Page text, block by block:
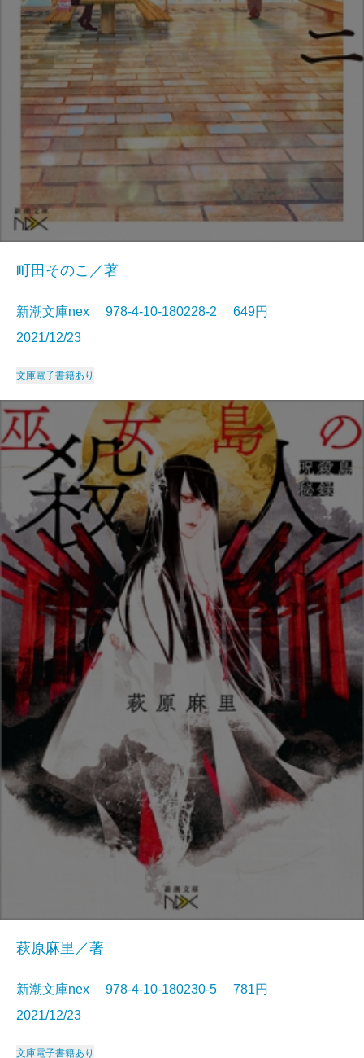
町田そのこ／著
新潮文庫nex 978-4-10-180228-2 649円
2021/12/23
文庫電子書籍あり
萩原麻里／著
新潮文庫nex 978-4-10-180230-5 781円
2021/12/23
文庫電子書籍あり